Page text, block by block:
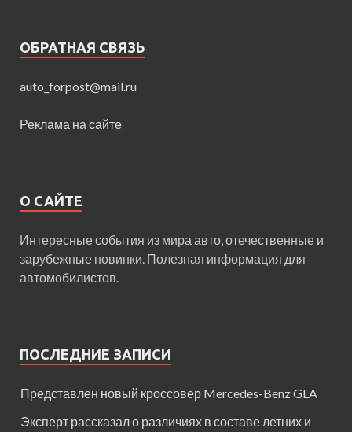
ОБРАТНАЯ СВЯЗЬ
auto_forpost@mail.ru
Реклама на сайте
О САЙТЕ
Интересные события из мира авто, отечественные и
зарубежные новинки. Полезная информация для
автомобилистов.
ПОСЛЕДНИЕ ЗАПИСИ
Представлен новый кроссовер Mercedes-Benz GLA
Эксперт рассказал о различиях в составе летних и